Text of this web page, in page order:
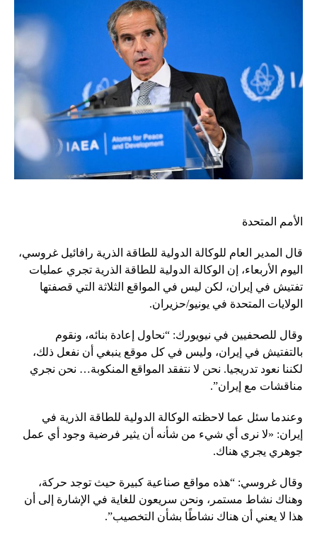
الأمم المتحدة
قال المدير العام للوكالة الدولية للطاقة الذرية رافائيل غروسي،
اليوم الأربعاء، إن الوكالة الدولية للطاقة الذرية تجري عمليات
تفتيش في إيران، لكن ليس في المواقع الثلاثة التي قصفتها
الولايات المتحدة في يونيو/حزيران.
وقال للصحفيين في نيويورك: “نحاول إعادة بنائه، ونقوم
بالتفتيش في إيران، وليس في كل موقع ينبغي أن نفعل ذلك،
لكننا نعود تدريجيا. نحن لا نتفقد المواقع المنكوبة… نحن نجري
مناقشات مع إيران”.
وعندما سئل عما لاحظته الوكالة الدولية للطاقة الذرية في
إيران: «لا نرى أي شيء من شأنه أن يثير فرضية وجود أي عمل
جوهري يجري هناك.
وقال غروسي: “هذه مواقع صناعية كبيرة حيث توجد حركة،
وهناك نشاط مستمر، ونحن سريعون للغاية في الإشارة إلى أن
هذا لا يعني أن هناك نشاطًا بشأن التخصيب”.